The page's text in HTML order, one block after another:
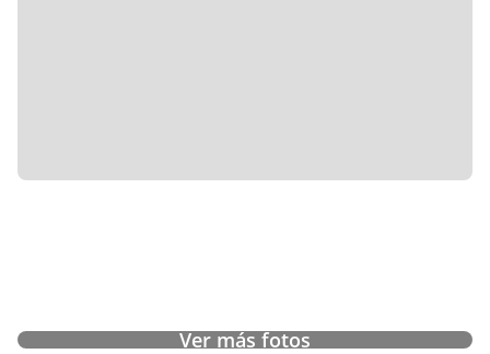
Ver más fotos